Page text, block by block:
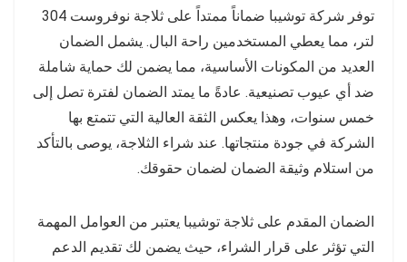
توفر شركة توشيبا ضماناً ممتداً على ثلاجة نوفروست 304
لتر، مما يعطي المستخدمين راحة البال. يشمل الضمان
العديد من المكونات الأساسية، مما يضمن لك حماية شاملة
ضد أي عيوب تصنيعية. عادةً ما يمتد الضمان لفترة تصل إلى
خمس سنوات، وهذا يعكس الثقة العالية التي تتمتع بها
الشركة في جودة منتجاتها. عند شراء الثلاجة، يوصى بالتأكد
من استلام وثيقة الضمان لضمان حقوقك.
الضمان المقدم على ثلاجة توشيبا يعتبر من العوامل المهمة
التي تؤثر على قرار الشراء، حيث يضمن لك تقديم الدعم